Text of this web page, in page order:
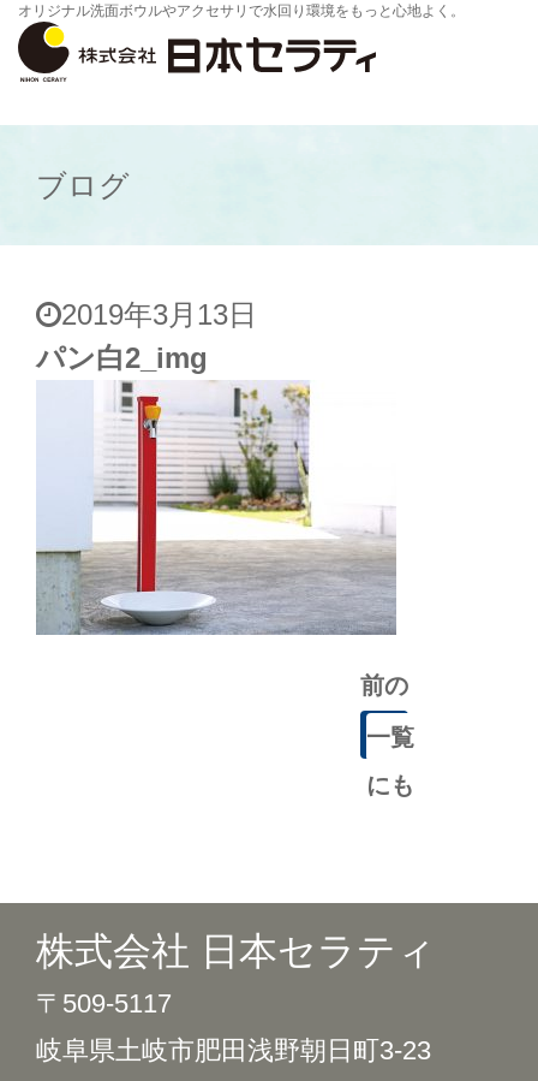
オリジナル洗面ボウルやアクセサリで水回り環境をもっと心地よく。
ブログ
2019年3月13日
パン白2_img
前の
記事
一覧
にも
株式会社 日本セラティ
〒509-5117
岐阜県土岐市肥田浅野朝日町3-23